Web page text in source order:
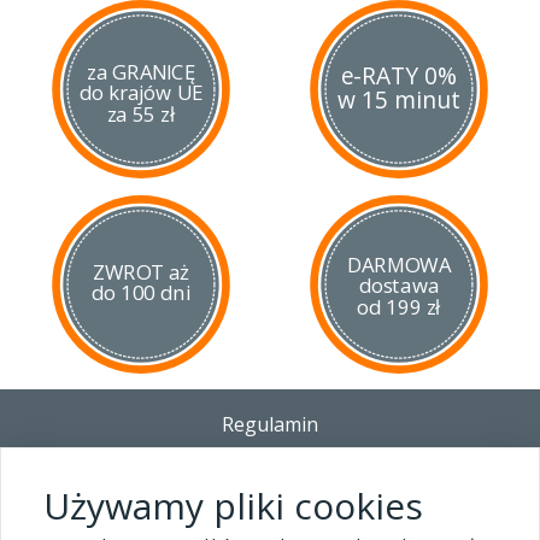
za GRANICĘ
do krajów UE
za 55 zł
e-RATY 0%
w 15 minut
ZWROT aż
do 100 dni
DARMOWA
dostawa
od 199 zł
Regulamin
Polityka prywatności i pliki cookies
Blog
Używamy pliki cookies